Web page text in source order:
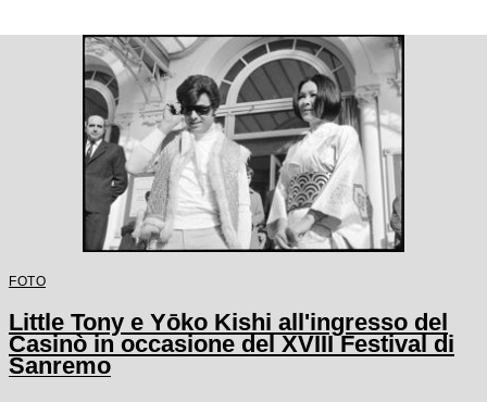
FOTO
Little Tony e Yōko Kishi all'ingresso del
Casinò in occasione del XVIII Festival di
Sanremo